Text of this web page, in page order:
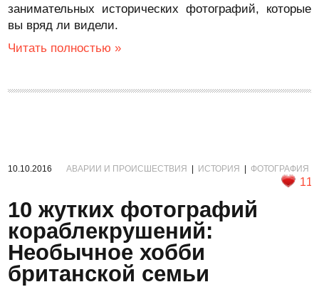
занимательных исторических фотографий, которые
вы вряд ли видели.
Читать полностью »
10.10.2016 АВАРИИ И ПРОИСШЕСТВИЯ ИСТОРИЯ |ФОТОГРАФИЯ
11
10 жутких фотографий
кораблекрушений:
Необычное хобби
британской семьи